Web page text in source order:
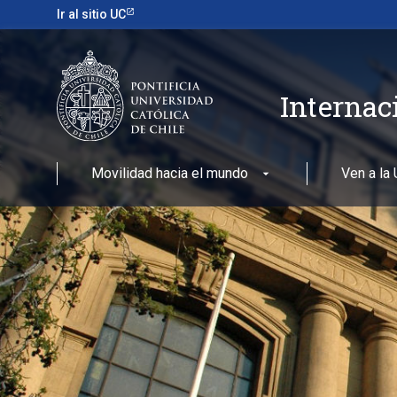
Ir al sitio UC
Movilidad hacia el mundo Ven a la